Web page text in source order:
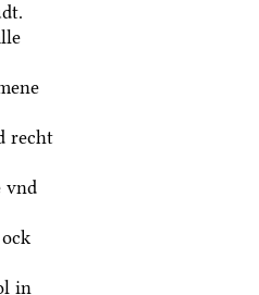
recht
vnd
in